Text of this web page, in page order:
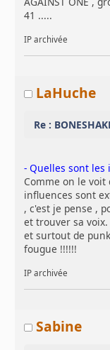
41 .....
IP archivée
LaHuche
Re :
- Quelles sont les
Comme on le voit
influences sont
, c'est je pense ,
et trouver sa
et surtout de
fougue !!!!!!
IP archivée
Sabine